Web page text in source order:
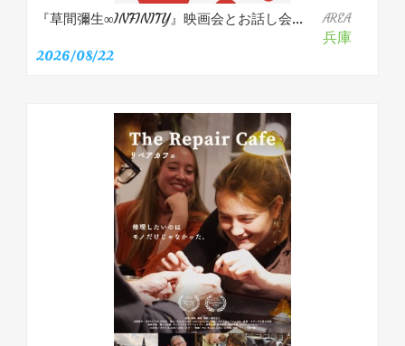
『草間彌生∞INFINITY』映画会とお話し会... AREA
兵庫
2026/08/22